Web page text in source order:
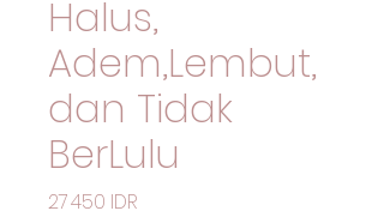
Halus,
Adem,Lembut,
dan Tidak
BerLulu
27 450 IDR